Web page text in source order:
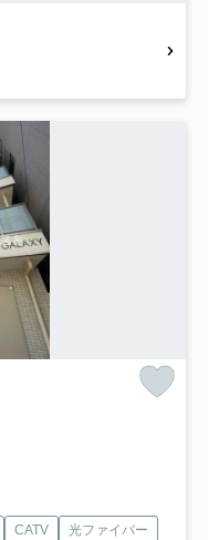
CATV
光ファイバー